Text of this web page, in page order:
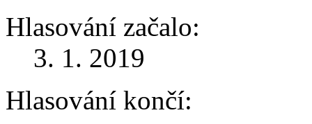
Hlasování začalo:
3. 1. 2019
Hlasování končí: